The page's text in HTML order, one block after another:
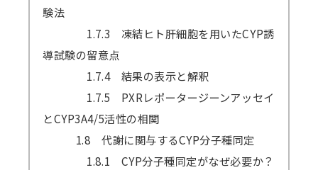
験法
1.7.3 凍結ヒト肝細胞を用いたCYP誘
導試験の留意点
1.7.4 結果の表示と解釈
1.7.5 PXRレポータージーンアッセイ
とCYP3A4/5活性の相関
1.8 代謝に関与するCYP分子種同定
1.8.1 CYP分子種同定がなぜ必要か？